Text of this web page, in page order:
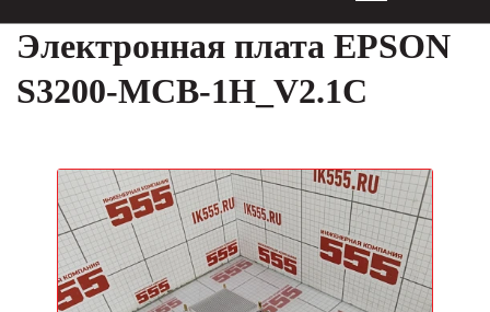
Электронная плата EPSON
S3200-MCB-1H_V2.1C